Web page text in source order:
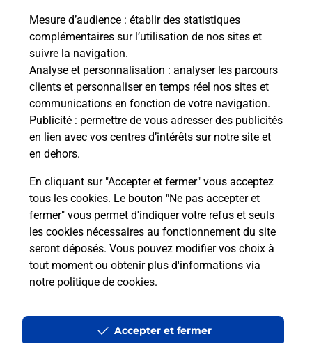
Mesure d’audience : établir des statistiques
complémentaires sur l’utilisation de nos sites et
suivre la navigation.
Analyse et personnalisation : analyser les parcours
clients et personnaliser en temps réel nos sites et
communications en fonction de votre navigation.
Publicité : permettre de vous adresser des publicités
en lien avec vos centres d’intérêts sur notre site et
en dehors.
En cliquant sur "Accepter et fermer" vous acceptez
tous les cookies. Le bouton "Ne pas accepter et
fermer" vous permet d'indiquer votre refus et seuls
les cookies nécessaires au fonctionnement du site
seront déposés. Vous pouvez modifier vos choix à
tout moment ou obtenir plus d'informations via
notre politique de cookies.
Accepter et fermer
Boîte aux Lettres La Poste
Collecte du courrier aujourd'hui à 08h30
Route Des Ecoles
24390 Cherveix Cubas
Le lien s'ouvre dans un nouvel onglet
Localiser Liste Boîtes aux lettres Dordogne Cherveix Cubas
Accessibilité : partiellement conforme